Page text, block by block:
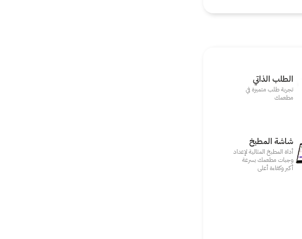
الطلب الذاتي
تجربة طلب متميزة في
مطعمك‎
شاشة المطبخ
أداة المطبخ المثالية لإعداد
وجبات مطعمك بسرعة
أكبر وكفاءة أعلى